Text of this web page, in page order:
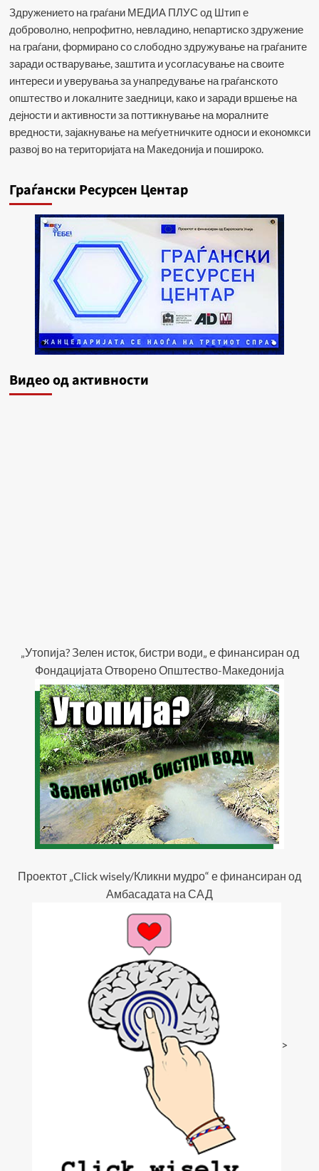
Здружението на граѓани МЕДИА ПЛУС од Штип е
доброволно, непрофитно, невладино, непартиско здружение
на граѓани, формирано со слободно здружување на граѓаните
заради остварување, заштита и усогласување на своите
интереси и уверувања за унапредување на граѓанското
општество и локалните заедници, како и заради вршење на
дејности и активности за поттикнување на моралните
вредности, зајакнување на меѓуетничките односи и економкси
развој во на територијата на Македонија и пошироко.
Граѓански Ресурсен Центар
Видеo од активности
„Утопија? Зелен исток, бистри води„ е финансиран од
Фондацијата Отворено Општество-Македонија
Проектот „Click wisely/Кликни мудро“ е финансиран од
Амбасадата на САД
>